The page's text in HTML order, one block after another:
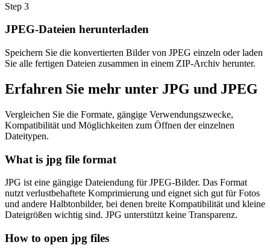
Step 3
JPEG-Dateien herunterladen
Speichern Sie die konvertierten Bilder von JPEG einzeln oder laden
Sie alle fertigen Dateien zusammen in einem ZIP-Archiv herunter.
Erfahren Sie mehr unter JPG und JPEG
Vergleichen Sie die Formate, gängige Verwendungszwecke,
Kompatibilität und Möglichkeiten zum Öffnen der einzelnen
Dateitypen.
What is jpg file format
JPG ist eine gängige Dateiendung für JPEG-Bilder. Das Format
nutzt verlustbehaftete Komprimierung und eignet sich gut für Fotos
und andere Halbtonbilder, bei denen breite Kompatibilität und kleine
Dateigrößen wichtig sind. JPG unterstützt keine Transparenz.
How to open jpg files